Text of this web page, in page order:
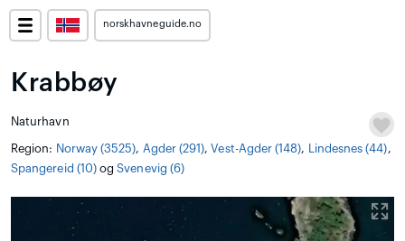
norskhavneguide.no
Krabbøy
Naturhavn
Region: Norway (3525), Agder (291),Vest-Agder (148), Lindesnes (44),
Spangereid (10)ogSvenevig (6)